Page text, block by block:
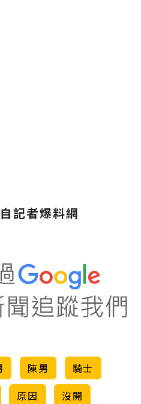
記者爆料網
陳男
騎士
原因 沒開